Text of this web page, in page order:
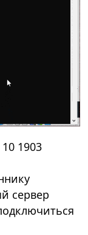
1903
сервер